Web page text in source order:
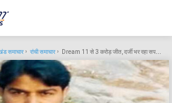
समाचार रांची समाचार Dream 11 से 3 करोड़ जीत, दर्जी भर रहा सपनों की उड़ान, खपरैल मकान से फ्लैट में होगा शिफ्ट